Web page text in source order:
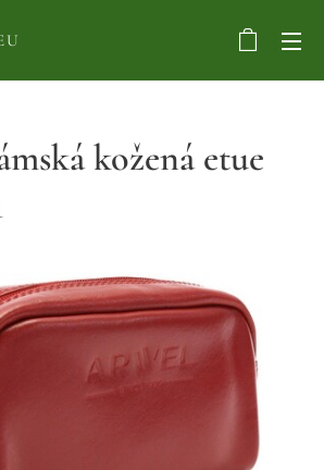
kožená etue